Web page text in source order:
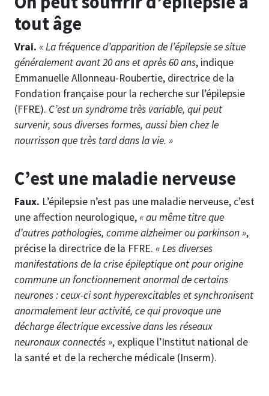
tout âge
Vrai. « La fréquence d’apparition de l’épilepsie se situe
généralement avant 20 ans et après 60 ans, indique
Emmanuelle Allonneau-Roubertie, directrice de la
Fondation française pour la recherche sur l’épilepsie
(FFRE). C’est un syndrome très variable, qui peut
survenir, sous diverses formes, aussi bien chez le
nourrisson que très tard dans la vie. »
C’est une maladie nerveuse
Faux. L’épilepsie n’est pas une maladie nerveuse, c’est
une affection neurologique,« au même titre que
d’autres pathologies, comme alzheimer ou parkinson »,
précise la directrice de la FFRE. « Les diverses
manifestations de la crise épileptique ont pour origine
commune un fonctionnement anormal de certains
neurones : ceux-ci sont hyperexcitables et synchronisent
anormalement leur activité, ce qui provoque une
décharge électrique excessive dans les réseaux
neuronaux connectés », explique l’Institut national de
la santé et de la recherche médicale (Inserm).